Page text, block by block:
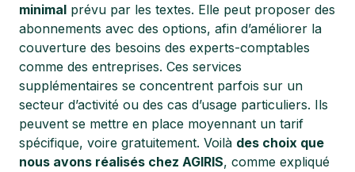
minimal prévu par les textes. Elle peut proposer des
abonnements avec des options, afin d’améliorer la
couverture des besoins des experts-comptables
comme des entreprises. Ces services
supplémentaires se concentrent parfois sur un
secteur d’activité ou des cas d’usage particuliers. Ils
peuvent se mettre en place moyennant un tarif
spécifique, voire gratuitement. Voilà des choix que
nous avons réalisés chez AGIRIS, comme expliqué